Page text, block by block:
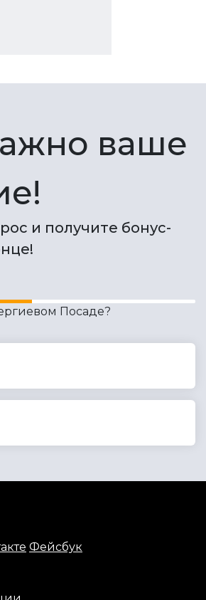
ваше
и получите бонус-
Посаде?
Фейсбук